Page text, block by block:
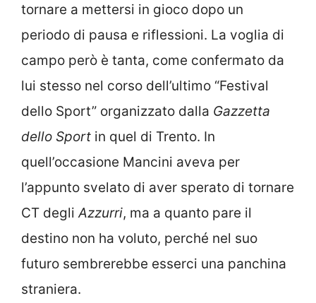
tornare a mettersi in gioco dopo un
periodo di pausa e riflessioni. La voglia di
campo però è tanta, come confermato da
lui stesso nel corso dell’ultimo “Festival
dello Sport” organizzato dalla Gazzetta
dello Sport in quel di Trento. In
quell’occasione Mancini aveva per
l’appunto svelato di aver sperato di tornare
CT degliAzzurri, ma a quanto pare il
destino non ha voluto, perché nel suo
futuro sembrerebbe esserci una panchina
straniera.